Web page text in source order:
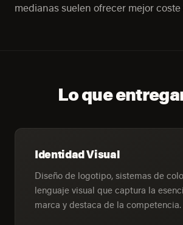
medianas suelen ofrecer mejor
Lo que
Identidad Visual
Diseño de logotipo, sistemas de
lenguaje visual que captura la
marca y destaca de la competencia.